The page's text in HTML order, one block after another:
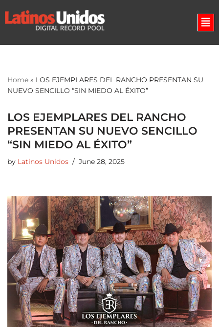
Skip
Home » LOS EJEMPLARES DEL RANCHO PRESENTAN SU
NUEVO SENCILLO “SIN MIEDO AL ÉXITO”
LOS EJEMPLARES DEL RANCHO
PRESENTAN SU NUEVO SENCILLO
“SIN MIEDO AL ÉXITO”
by Latinos Unidos June 28, 2025